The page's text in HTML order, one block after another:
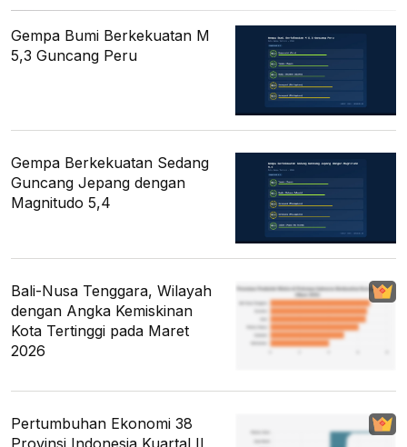
Gempa Bumi Berkekuatan M
5,3 Guncang Peru
Gempa Berkekuatan Sedang
Guncang Jepang dengan
Magnitudo 5,4
Bali-Nusa Tenggara, Wilayah
dengan Angka Kemiskinan
Kota Tertinggi pada Maret
2026
Pertumbuhan Ekonomi 38
Provinsi Indonesia Kuartal II